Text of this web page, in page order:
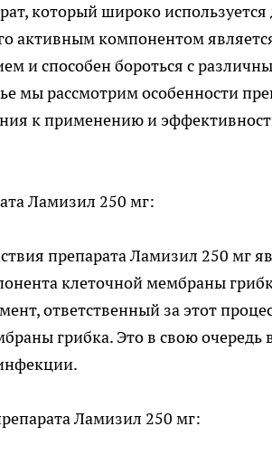
который широко
активным компонентом
и способен бороться с
мы рассмотрим особенности
к применению и
Ламизил 250 мг:
препарата Ламизил 250 мг
клеточной мембраны
ответственный за этот
грибка. Это в свою очередь
Ламизил 250 мг: